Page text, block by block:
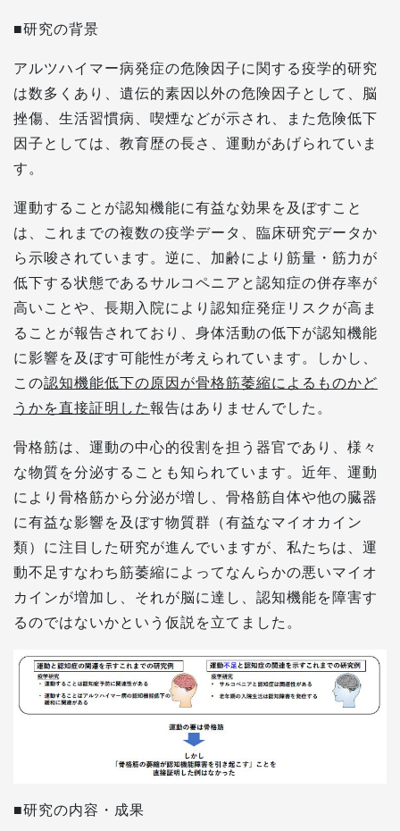
■研究の背景
アルツハイマー病発症の危険因子に関する疫学的研究
は数多くあり、遺伝的素因以外の危険因子として、脳
挫傷、生活習慣病、喫煙などが示され、また危険低下
因子としては、教育歴の長さ、運動があげられていま
す。
運動することが認知機能に有益な効果を及ぼすこと
は、これまでの複数の疫学データ、臨床研究データか
ら示唆されています。逆に、加齢により筋量・筋力が
低下する状態であるサルコペニアと認知症の併存率が
高いことや、長期入院により認知症発症リスクが高ま
ることが報告されており、身体活動の低下が認知機能
に影響を及ぼす可能性が考えられています。しかし、
この認知機能低下の原因が骨格筋萎縮によるものかど
うかを直接証明した報告はありませんでした。
骨格筋は、運動の中心的役割を担う器官であり、様々
な物質を分泌することも知られています。近年、運動
により骨格筋から分泌が増し、骨格筋自体や他の臓器
に有益な影響を及ぼす物質群（有益なマイオカイン
類）に注目した研究が進んでいますが、私たちは、運
動不足すなわち筋萎縮によってなんらかの悪いマイオ
カインが増加し、それが脳に達し、認知機能を障害す
るのではないかという仮説を立てました。
■研究の内容・成果